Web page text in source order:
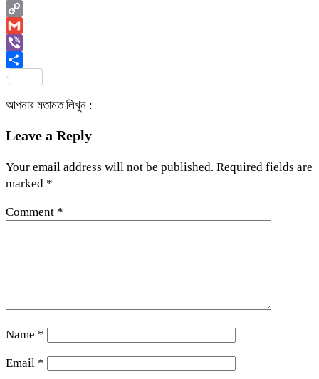
Email
Copy
Link
Gmail
Viber
আপনার মতামত লিখুন :
Leave a Reply
Your email address will not be published. Required fields are
marked *
Comment *
Name *
Email *